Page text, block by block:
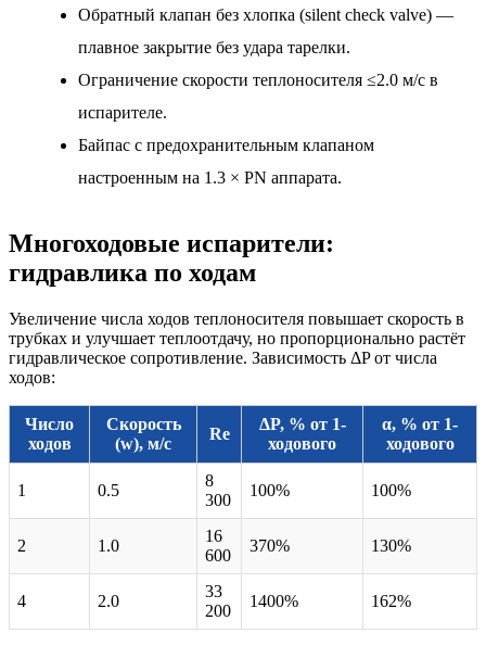
Обратный клапан без хлопка (silent check valve) —
плавное закрытие без удара тарелки.
Ограничение скорости теплоносителя ≤2.0 м/с в
испарителе.
Байпас с предохранительным клапаном
настроенным на 1.3 × PN аппарата.
Многоходовые испарители:
гидравлика по ходам
Увеличение числа ходов теплоносителя повышает скорость в
трубках и улучшает теплоотдачу, но пропорционально растёт
гидравлическое сопротивление. Зависимость ΔP от числа
ходов:
Число
ходов
Скорость
(w), м/с
Re
ΔP, % от 1-
ходового
α, % от 1-
ходового
1 0.5
8
300
100% 100%
2 1.0
16
600
370% 130%
4 2.0
33
200
1400% 162%